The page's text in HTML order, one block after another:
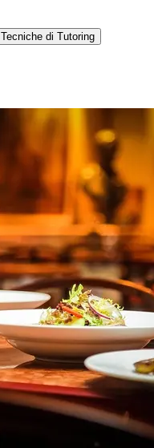
Tecniche di Tutoring